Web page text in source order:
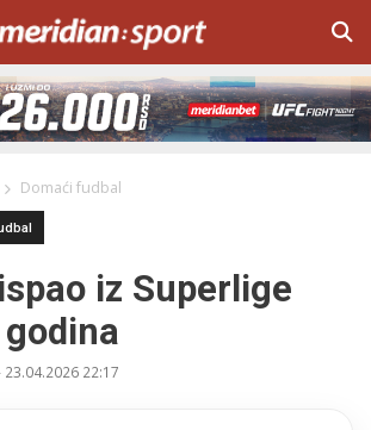
Domaći fudbal
iz Superlige
23.04.2026 22:17